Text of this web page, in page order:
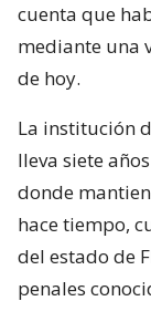
cuenta que
mediante una
de hoy.
La institución
lleva siete
donde
hace tiempo,
del estado de
penales